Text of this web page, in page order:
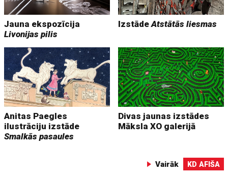
Jauna ekspozīcija
Livonijas pilis
IzstādeAtstātās liesmas
Anitas Paegles
ilustrāciju izstāde
Smalkās pasaules
Divas jaunas izstādes
Māksla XO galerijā
Vairāk KD AFIŠA